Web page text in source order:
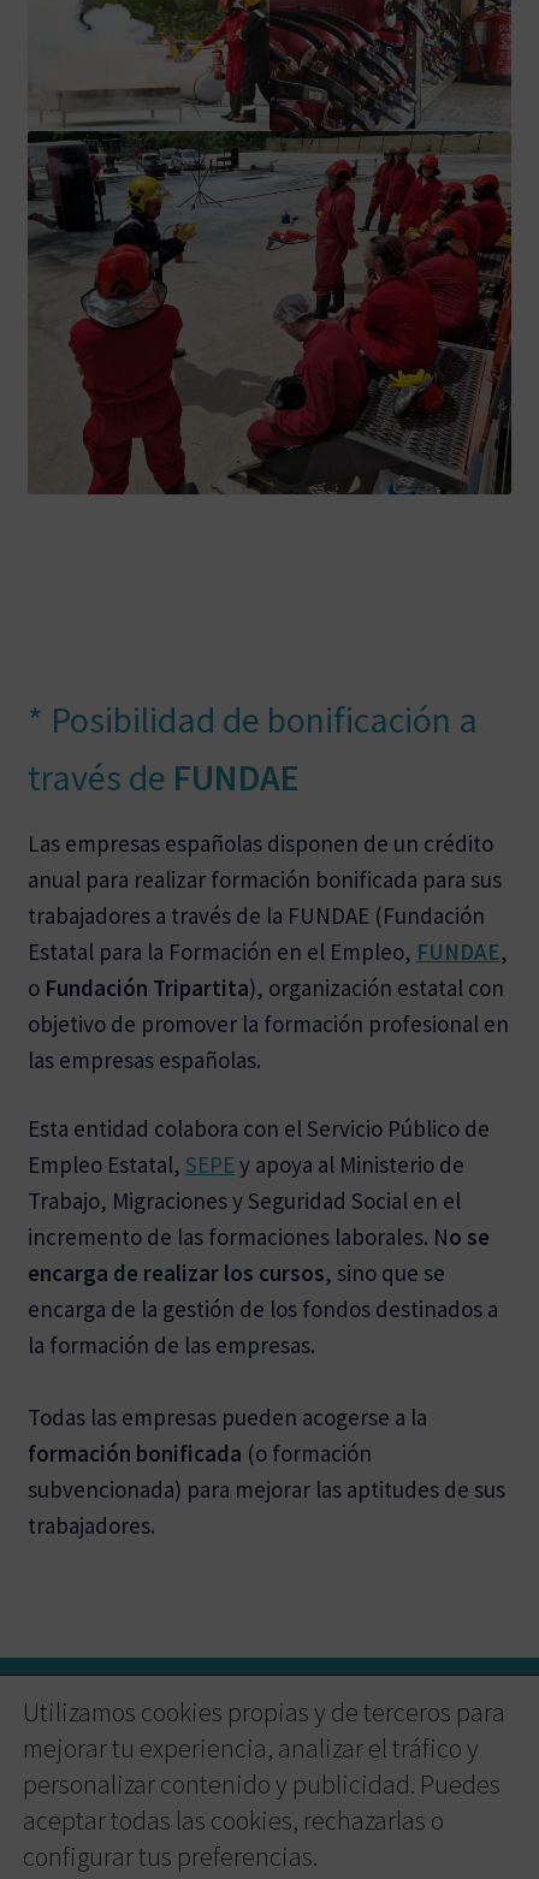
* Posibilidad de bonificación a
través de FUNDAE
Las empresas españolas disponen de un crédito
anual para realizar formación bonificada para sus
trabajadores a través de la FUNDAE (Fundación
Estatal para la Formación en el Empleo, FUNDAE,
o Fundación Tripartita), organización estatal con
objetivo de promover la formación profesional en
las empresas españolas.
Esta entidad colabora con el Servicio Público de
Empleo Estatal, SEPEy apoya al Ministerio de
Trabajo, Migraciones y Seguridad Social en el
incremento de las formaciones laborales. No se
encarga de realizar los cursos, sino que se
encarga de la gestión de los fondos destinados a
la formación de las empresas.
Todas las empresas pueden acogerse a la
formación bonificada (o formación
subvencionada) para mejorar las aptitudes de sus
trabajadores.
Utilizamos cookies propias y de terceros para
mejorar tu experiencia, analizar el tráfico y
personalizar contenido y publicidad. Puedes
aceptar todas las cookies, rechazarlas o
configurar tus preferencias.